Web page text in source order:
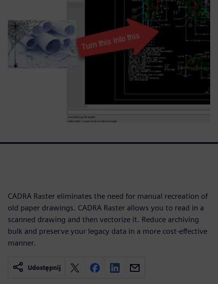
CADRA Raster eliminates the need for manual recreation of
old paper drawings. CADRA Raster allows you to read in a
scanned drawing and then vectorize it. Reduce archiving
bulk and preserve your legacy data in a more cost-effective
manner.
Udostępnij